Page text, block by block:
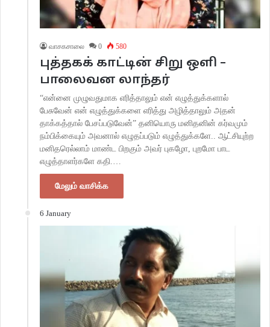
வாசகசாலை 0 580
புத்தகக் காட்டின் சிறு ஒளி –
பாலைவன லாந்தர்
“என்னை முழுவதுமாக எரித்தாலும் என் எழுத்துக்களால்
பேசுவேன் என் எழுத்துக்களை எரித்து அழித்தாலும் அதன்
தாக்கத்தால் பேசப்படுவேன்” தனியொரு மனிதனின் கர்வமும்
நம்பிக்கையும் அவனால் எழுதப்படும் எழுத்துக்களே.. ஆட்சியுற்ற
மனிதரெல்லாம் மாண்ட பிறகும் அவர் புகழோ, புறமோ பாட
எழுத்தாளர்களே கதி.…
மேலும் வாசிக்க
6 January